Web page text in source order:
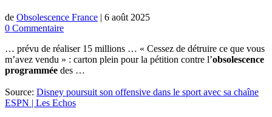
de Obsolescence France | 6 août 2025
0 Commentaire
… prévu de réaliser 15 millions … « Cessez de détruire ce que vous
m’avez vendu » : carton plein pour la pétition contre l’obsolescence
programmée des …
Source: Disney poursuit son offensive dans le sport avec sa chaîne
ESPN | Les Echos